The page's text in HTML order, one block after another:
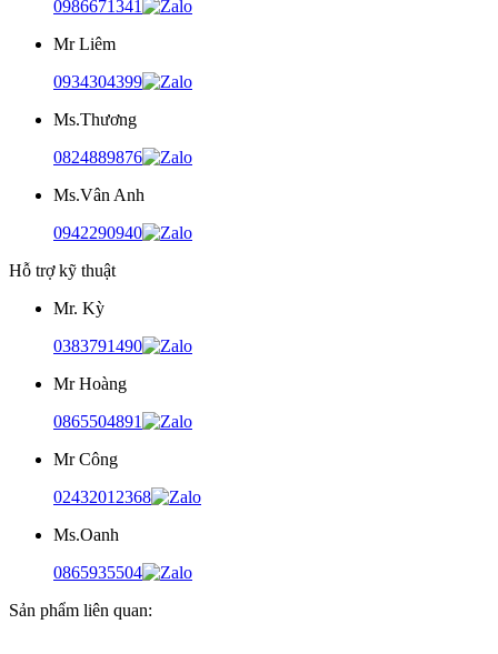
0986671341
Mr Liêm
0934304399
Ms.Thương
0824889876
Ms.Vân Anh
0942290940
Hỗ trợ kỹ thuật
Mr. Kỳ
0383791490
Mr Hoàng
0865504891
Mr Công
02432012368
Ms.Oanh
0865935504
Sản phẩm liên quan: